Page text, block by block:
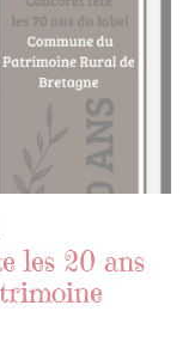
les 20 ans